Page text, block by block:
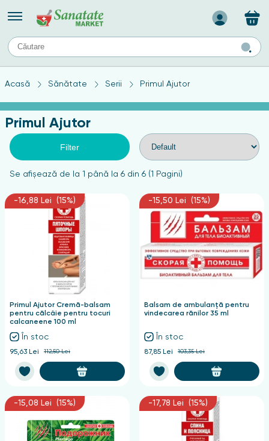
Назад
TIPURI DE TEN
Produse pentru ten mixt
Ten problematic
Produse pentru ten gras
Produse pentru ten sensibil
Acasă Sănătate Serii Primul Ajutor
Primul Ajutor
Filter
Se afişează de la 1 până la 6 din 6 (1 Pagini)
-16,88 Lei (15%)
Primul Ajutor Cremă-balsam
pentru călcâie pentru tocuri
calcaneene 100 ml
În stoc
95,63 Lei 112,50 Lei
-15,50 Lei (15%)
Balsam de ambulanță pentru
vindecarea rănilor 35 ml
În stoc
87,85 Lei 103,35 Lei
-15,08 Lei (15%) -17,78 Lei (15%)